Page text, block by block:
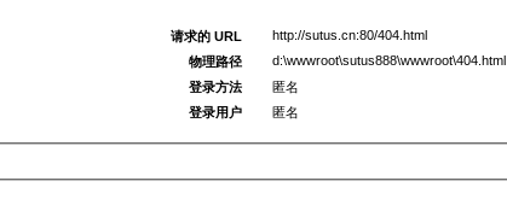
请求的 URL
http://sutus.cn:80/404.html
物理路径
d:\wwwroot\sutus888\wwwroot\404.html
登录方法
匿名
登录用户
匿名